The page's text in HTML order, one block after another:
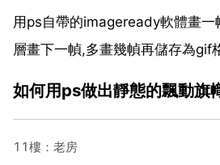
用ps自帶的imageready軟體畫一
層畫下一幀,多畫幾幀再儲存為gif
如何用ps做出靜態的飄動旗
11樓：老房